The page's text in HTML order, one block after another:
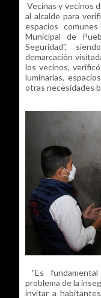
Vecinas y vecinos
al alcalde para
espacios
Municipal de
Seguridad",
demarcación
los vecinos,
luminarias,
otras necesidades
"Es
problema de la
invitar a